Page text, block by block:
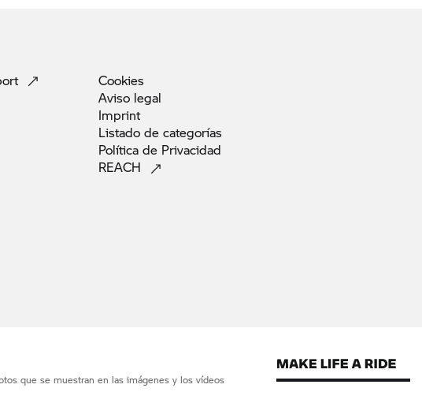
Cookies
Aviso legal
Imprint
Listado de categorías
Política de Privacidad
REACH
que se muestran en las imágenes y los vídeos